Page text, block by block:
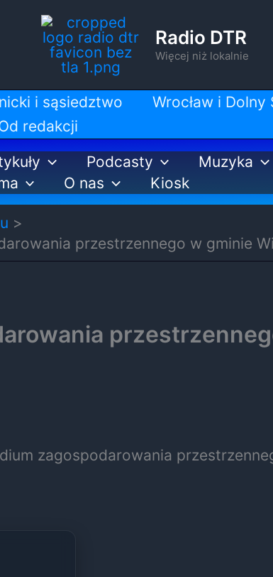
Radio DTR
Więcej niż lokalnie
i sąsiedztwo Wrocław i Dolny
redakcji
Podcasty
Muzyka
O nas Kiosk
przestrzennego w gminie
zagospodarowania